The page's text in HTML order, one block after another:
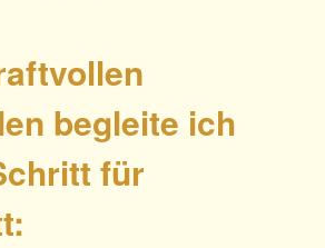
begleite ich
für